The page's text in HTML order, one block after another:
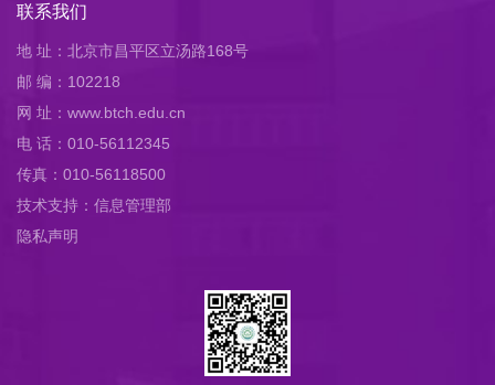
联系我们
地 址：北京市昌平区立汤路168号
邮 编：102218
网 址：www.btch.edu.cn
电 话：010-56112345
传真：010-56118500
技术支持：信息管理部
隐私声明